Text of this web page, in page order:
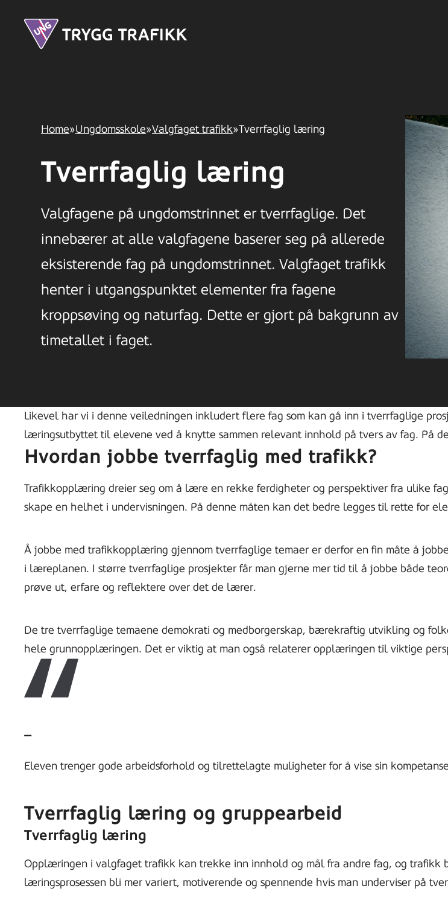
hovedinnhold
UNG
Home»Ungdomsskole»Valgfaget trafikk»Tverrfaglig læring
Tverrfaglig læring
Valgfagene på ungdomstrinnet er tverrfaglige. Det
innebærer at alle valgfagene baserer seg på allerede
eksisterende fag på ungdomstrinnet. Valgfaget trafikk
henter i utgangspunktet elementer fra fagene
kroppsøving og naturfag. Dette er gjort på bakgrunn av
timetallet i faget.
Likevel har vi i denne veiledningen inkludert flere fag som kan gå inn i tverrfaglige
læringsutbyttet til elevene ved å knytte sammen relevant innhold på tvers av fag. På
Hvordan jobbe tverrfaglig med trafikk?
Trafikkopplæring dreier seg om å lære en rekke ferdigheter og perspektiver fra ulike
skape en helhet i undervisningen. På denne måten kan det bedre legges til rette for
Å jobbe med trafikkopplæring gjennom tverrfaglige temaer er derfor en fin måte å
i læreplanen. I større tverrfaglige prosjekter får man gjerne mer tid til å jobbe både
prøve ut, erfare og reflektere over det de lærer.
De tre tverrfaglige temaene demokrati og medborgerskap, bærekraftig utvikling og
hele grunnopplæringen. Det er viktig at man også relaterer opplæringen til viktige
Eleven trenger gode arbeidsforhold og tilrettelagte muligheter for å vise sin
Tverrfaglig læring og gruppearbeid
Tverrfaglig læring
Opplæringen i valgfaget trafikk kan trekke inn innhold og mål fra andre fag, og trafikk
læringsprosessen bli mer variert, motiverende og spennende hvis man underviser på